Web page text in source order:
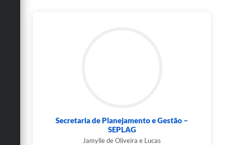
Secretaria de Planejamento e Gestão –
SEPLAG
Jamylle de Oliveira e Lucas